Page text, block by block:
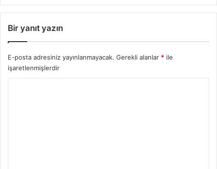
Bir yanıt yazın
E-posta adresiniz yayınlanmayacak. Gerekli alanlar * ile
işaretlenmişlerdir